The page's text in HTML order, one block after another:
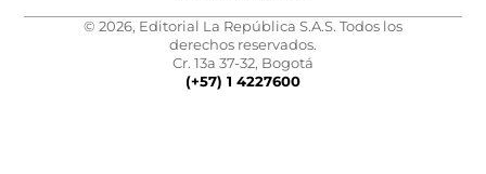
© 2026, Editorial La República S.A.S. Todos los
derechos reservados.
Cr. 13a 37-32, Bogotá
(+57) 1 4227600